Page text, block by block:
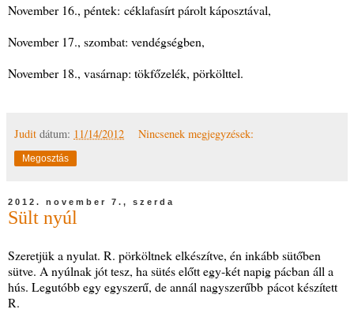
November 16., péntek: céklafasírt párolt káposztával,
November 17., szombat: vendégségben,
November 18., vasárnap: tökfőzelék, pörkölttel.
Judit dátum: 11/14/2012 Nincsenek megjegyzések:
Megosztás
2012. november 7., szerda
Sült nyúl
Szeretjük a nyulat. R. pörköltnek elkészítve, én inkább sütőben
sütve. A nyúlnak jót tesz, ha sütés előtt egy-két napig pácban áll a
hús. Legutóbb egy egyszerű, de annál nagyszerűbb pácot készített
R.